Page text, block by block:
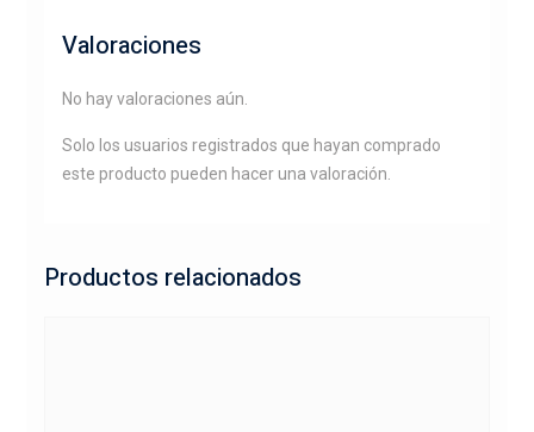
Valoraciones
No hay valoraciones aún.
Solo los usuarios registrados que hayan comprado
este producto pueden hacer una valoración.
Productos relacionados